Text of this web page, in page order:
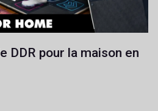
DDR pour la maison en